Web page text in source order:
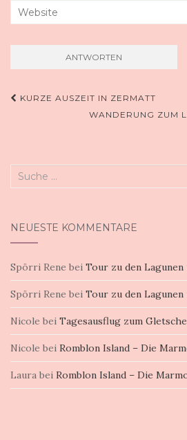
KURZE AUSZEIT IN ZERMATT
WANDERUNG ZUM
Suche
NEUESTE KOMMENTARE
Spörri Rene bei Tour zu den
Spörri Rene bei Tour zu den
Nicole bei Tagesausflug zum
Nicole bei Romblon Island – Die
Laura bei Romblon Island – Die